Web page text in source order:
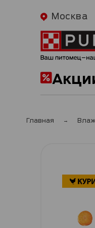
Москва
Главная
галереям